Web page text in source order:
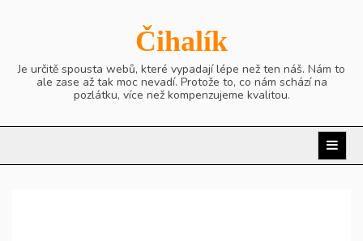
Čihalík
Je určitě spousta webů, které vypadají lépe než ten náš. Nám to
ale zase až tak moc nevadí. Protože to, co nám schází na
pozlátku, více než kompenzujeme kvalitou.